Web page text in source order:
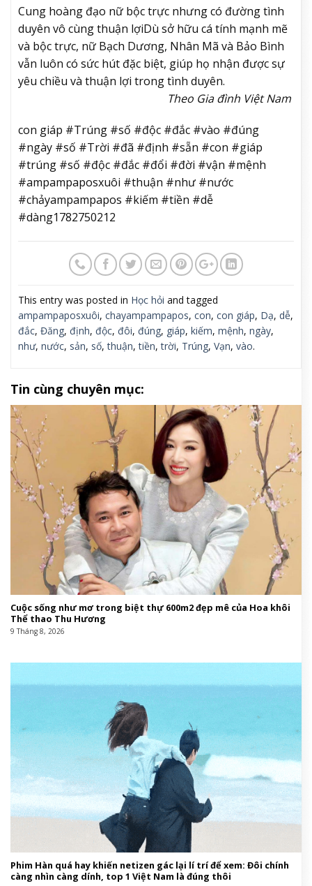
Cung hoàng đạo nữ bộc trực nhưng có đường tình
duyên vô cùng thuận lợiDù sở hữu cá tính mạnh mẽ
và bộc trực, nữ Bạch Dương, Nhân Mã và Bảo Bình
vẫn luôn có sức hút đặc biệt, giúp họ nhận được sự
yêu chiều và thuận lợi trong tình duyên.
Theo Gia đình Việt Nam
con giáp #Trúng #số #độc #đắc #vào #đúng
#ngày #số #Trời #đã #định #sẵn #con #giáp
#trúng #số #độc #đắc #đổi #đời #vận #mệnh
#ampampaposxuôi #thuận #như #nước
#chảyampampapos #kiếm #tiền #dễ
#dàng1782750212
This entry was posted in Học hỏi and tagged
ampampaposxuôi, chayampampapos, con, con giáp, Dạ, dễ,
đắc, Đăng, định, độc, đôi, đúng, giáp, kiếm, mệnh, ngày,
như, nước, sản, số,thuận,tiền,trời, Trúng, Vạn, vào.
Tin cùng chuyên mục:
Cuộc sống như mơ trong biệt thự 600m2 đẹp mê của Hoa khôi
Thể thao Thu Hương
9 Tháng 8, 2026
Phim Hàn quá hay khiến netizen gác lại lí trí để xem: Đôi chính
càng nhìn càng dính, top 1 Việt Nam là đúng thôi